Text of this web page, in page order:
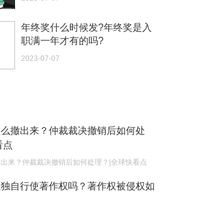
请去美国结婚的签证 过程是什么？
原因是什么？当我国没有外贸经营权
么？
缴税吗？
公证吗？
年终奖什么时候发?年终奖是入
职满一年才有的吗?
2023-07-07
撤出来？仲裁裁决撤销后如何处
点
来？仲裁裁决撤销后如何处理？|全球快看点
自行使著作权吗？著作权被侵权如